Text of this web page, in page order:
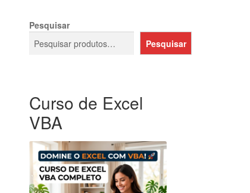
Pesquisar
Pesquisar
Curso de Excel
VBA